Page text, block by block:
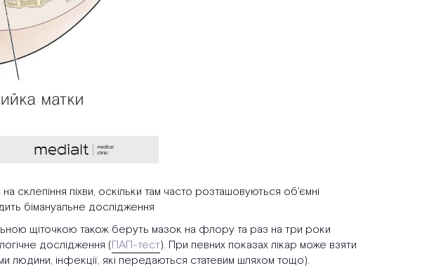
склепіння піхви, оскільки там часто розташовуються об'ємні
бімануальне дослідження
щіточкою також беруть мазок на флору та раз на три роки
дослідження (ПАП-тест). При певних показах лікар може взяти
людини, інфекції, які передаються статевим шляхом тощо).